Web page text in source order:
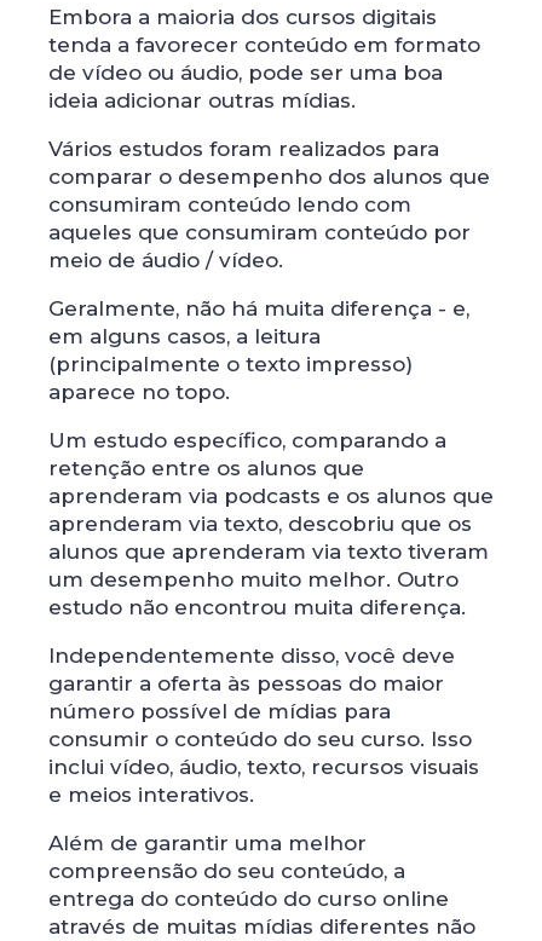
Embora a maioria dos cursos digitais
tenda a favorecer conteúdo em formato
de vídeo ou áudio, pode ser uma boa
ideia adicionar outras mídias.
Vários estudos foram realizados para
comparar o desempenho dos alunos que
consumiram conteúdo lendo com
aqueles que consumiram conteúdo por
meio de áudio / vídeo.
Geralmente, não há muita diferença - e,
em alguns casos, a leitura
(principalmente o texto impresso)
aparece no topo.
Um estudo específico, comparando a
retenção entre os alunos que
aprenderam via podcasts e os alunos que
aprenderam via texto, descobriu que os
alunos que aprenderam via texto tiveram
um desempenho muito melhor. Outro
estudo não encontrou muita diferença.
Independentemente disso, você deve
garantir a oferta às pessoas do maior
número possível de mídias para
consumir o conteúdo do seu curso. Isso
inclui vídeo, áudio, texto, recursos visuais
e meios interativos.
Além de garantir uma melhor
compreensão do seu conteúdo, a
entrega do conteúdo do curso online
através de muitas mídias diferentes não